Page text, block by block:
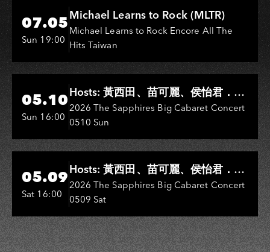
Hi-Ing Music Hall
07.05
Sun 19:00
Michael Learns to Rock (MLTR)
Michael Learns to Rock Encore All The
Hits Taiwan
Hi-Ing Music Hall
05.10
Sun 16:00
Hosts: 黃西田、苗可麗、侯怡君．
Entertainers: 葉啟田、鳥來嬤-吳
敏、王彩樺、王瑞霞、吳淑敏、施文
彬、邵大倫、曹雅雯、陳孟賢、黃露
瑤
2026 The Sapphires Big Cabaret Concert
0510 Sun
Hi-Ing Music Hall
05.09
Sat 16:00
Hosts: 黃西田、苗可麗、侯怡君．
Entertainers: 葉啟田、鳥來嬤-吳
敏、張秀卿、王彩樺、吳淑敏、施文
彬、邵大倫、曹雅雯、陳孟賢、黃露
瑤
2026 The Sapphires Big Cabaret Concert
0509 Sat